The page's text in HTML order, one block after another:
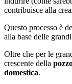
contribuisce alla
Questo processo è
alla base delle
Oltre che per le
crescente della
domestica.